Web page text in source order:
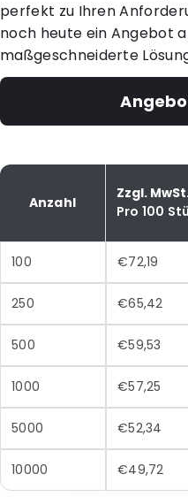
perfekt zu Ihren
noch heute ein Angebot
maßgeschneiderte
Anzahl
Zzgl.
Pro 100
100 €72,19
250 €65,42
500 €59,53
1000 €57,25
5000 €52,34
10000 €49,72